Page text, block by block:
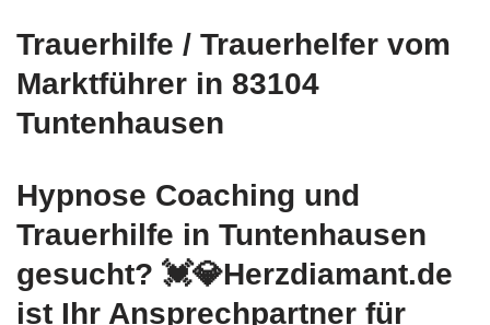
Trauerhilfe / Trauerhelfer vom
Marktführer in 83104
Tuntenhausen
Hypnose Coaching und
Trauerhilfe in Tuntenhausen
gesucht? 💓️💎Herzdiamant.de
ist Ihr Ansprechpartner für